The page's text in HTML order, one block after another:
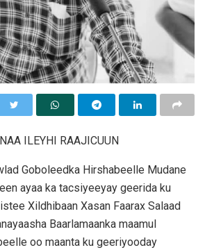
ILEYHI RAAJICUUN
Goboleedka Hirshabeelle Mudane
ayaa ka tacsiyeeyay geerida ku
Xildhibaan Xasan Faarax Salaad
Baarlamaanka maamul
oo maanta ku geeriyooday